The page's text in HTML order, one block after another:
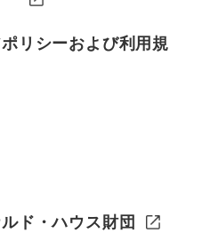
リシーおよび利用規
ド・ハウス財団